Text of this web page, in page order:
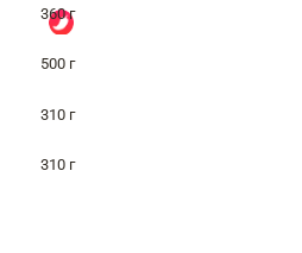
360 г
500 г
310 г
310 г